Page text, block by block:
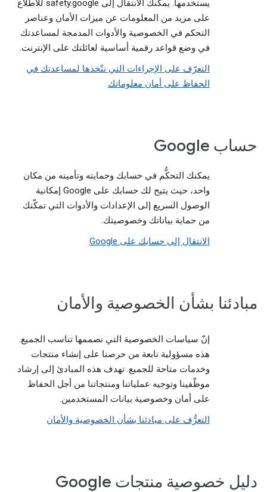
يستخدمها. يمكنك الانتقال إلى safety.google للاطّلاع
على مزيد من المعلومات عن ميزات الأمان وعناصر
التحكم في الخصوصية والأدوات المدمجة لمساعدتك
في وضع قواعد رقمية أساسية لعائلتك على الإنترنت.
التعرّف على الإجراءات التي نتّخذها لمساعدتك في
الحفاظ على أمان معلوماتك
حساب Google
يمكنك التحكُّم في حسابك وحمايته وتأمينه من مكان
واحد، حيث يتيح لك حسابك على Google إمكانية
الوصول السريع إلى الإعدادات والأدوات التي تمكّنك
من حماية بياناتك وخصوصيتك.
الانتقال إلى حسابك على Google
مبادئنا بشأن الخصوصية والأمان
إنّ سياسات الخصوصية التي نصممها تناسب الجميع.
هذه مسؤولية نابعة من حرصنا على إنشاء منتجات
وخدمات متاحة للجميع. تهدف هذه المبادئ إلى إرشاد
موظّفينا وتوجيه عملياتنا ومنتجاتنا من أجل الحفاظ
على أمان وخصوصية بيانات المستخدمين.
التعرُّف على مبادئنا بشأن الخصوصية والأمان
دليل خصوصية منتجات Google